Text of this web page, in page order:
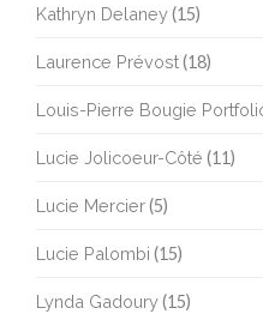
Kathryn Delaney(15)
Laurence Prévost(18)
Louis-Pierre Bougie
Lucie Jolicoeur-Côté (11)
Lucie Mercier(5)
Lucie Palombi (15)
Lynda Gadoury(15)